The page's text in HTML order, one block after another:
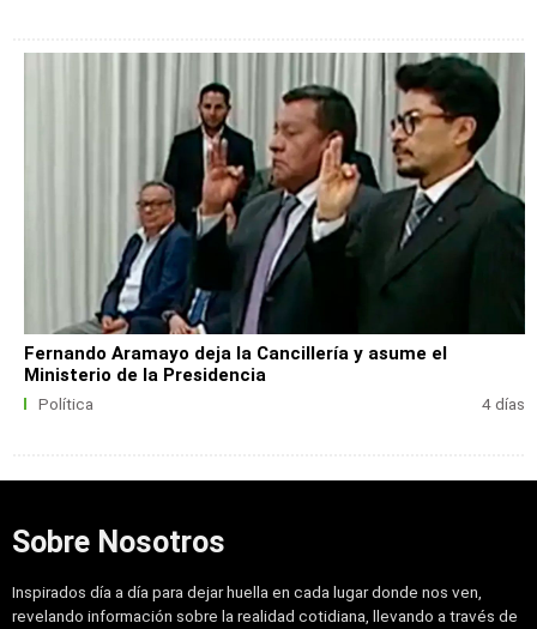
Fernando Aramayo deja la Cancillería y asume el
Ministerio de la Presidencia
Política 4 días
Sobre Nosotros
Inspirados día a día para dejar huella en cada lugar donde nos ven,
revelando información sobre la realidad cotidiana, llevando a través de